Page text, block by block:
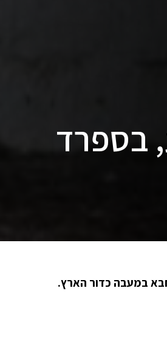
בספרד
במעבה כדור הארץ.